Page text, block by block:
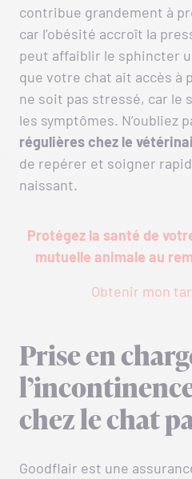
contribue grandement à
car l’obésité accroît la
peut affaiblir le sphincter
que votre chat ait accès à
ne soit pas stressé, car le
les symptômes. N’oubliez
régulières chez le
de repérer et soigner
naissant.
Protégez la santé de
mutuelle animale au
Obtenir mon
Prise en
chez le chat
Goodflair est une